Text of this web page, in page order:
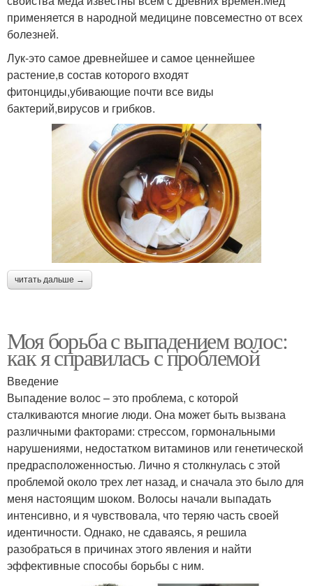
применяется в народной медицине повсеместно от всех
болезней.
Лук-это самое древнейшее и самое ценнейшее
растение,в состав которого входят
фитонциды,убивающие почти все виды
бактерий,вирусов и грибков.
читать дальше →
Моя борьба с выпадением волос:
как я справилась с проблемой
Введение
Выпадение волос – это проблема, с которой
сталкиваются многие люди. Она может быть вызвана
различными факторами: стрессом, гормональными
нарушениями, недостатком витаминов или генетической
предрасположенностью. Лично я столкнулась с этой
проблемой около трех лет назад, и сначала это было для
меня настоящим шоком. Волосы начали выпадать
интенсивно, и я чувствовала, что теряю часть своей
идентичности. Однако, не сдаваясь, я решила
разобраться в причинах этого явления и найти
эффективные способы борьбы с ним.